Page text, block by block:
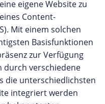
eigene Website zu
Content-
Mit einem solchen
Basisfunktionen
zur Verfügung
durch verschiedene
die unterschiedlichsten
integriert werden